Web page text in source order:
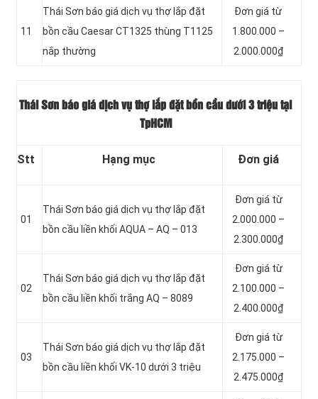
11
Thái Sơn báo giá dịch vụ thợ lắp đặt
bồn cầu Caesar CT1325 thùng T1125
nắp thường
Đơn giá từ
1.800.000 –
2.000.000₫
Thái Sơn báo giá dịch vụ thợ lắp đặt bồn cầu dưới 3 triệu tại
TpHCM
Stt Hạng mục Đơn giá
01
Thái Sơn báo giá dịch vụ thợ lắp đặt
bồn cầu liền khối AQUA – AQ – 013
Đơn giá từ
2.000.000 –
2.300.000₫
02
Thái Sơn báo giá dịch vụ thợ lắp đặt
bồn cầu liền khối trắng AQ – 8089
Đơn giá từ
2.100.000 –
2.400.000₫
03
Thái Sơn báo giá dịch vụ thợ lắp đặt
bồn cầu liền khối VK-10 dưới 3 triệu
Đơn giá từ
2.175.000 –
2.475.000₫